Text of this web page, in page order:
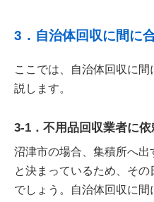
3．自治体回収に間に
ここでは、自治体回収に
説します。
3-1．不用品回収業者に依
沼津市の場合、集積所へ
と決まっているため、そ
でしょう。自治体回収に